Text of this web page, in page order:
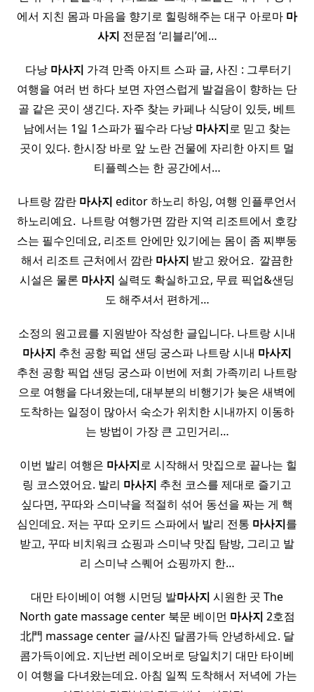
에서 지친 몸과 마음을 향기로 힐링해주는 대구 아로마 마
사지 전문점 ‘리블리’에…
​ ​ 다낭 마사지 가격 만족 아지트 스파 글, 사진 : 그루터기 ​
여행을 여러 번 하다 보면 자연스럽게 발걸음이 향하는 단
골 같은 곳이 생긴다. 자주 찾는 카페나 식당이 있듯, 베트
남에서는 1일 1스파가 필수라 다낭 마사지로 믿고 찾는
곳이 있다. 한시장 바로 앞 노란 건물에 자리한 아지트 멀
티플렉스는 한 공간에서…
나트랑 깜란 마사지 editor 하노리 하잉, 여행 인플루언서
하노리예요. ​ 나트랑 여행가면 깜란 지역 리조트에서 호캉
스는 필수인데요, 리조트 안에만 있기에는 몸이 좀 찌뿌둥
해서 리조트 근처에서 깜란 마사지 받고 왔어요. ​ 깔끔한
시설은 물론 마사지 실력도 확실하고요, 무료 픽업&샌딩
도 해주셔서 편하게…
소정의 원고료를 지원받아 작성한 글입니다. 나트랑 시내
마사지 추천 공항 픽업 샌딩 궁스파 나트랑 시내 마사지
추천 공항 픽업 샌딩 궁스파 이번에 저희 가족끼리 나트랑
으로 여행을 다녀왔는데, 대부분의 비행기가 늦은 새벽에
도착하는 일정이 많아서 숙소가 위치한 시내까지 이동하
는 방법이 가장 큰 고민거리…
​ 이번 발리 여행은 마사지로 시작해서 맛집으로 끝나는 힐
링 코스였어요. 발리 마사지 추천 코스를 제대로 즐기고
싶다면, 꾸따와 스미냑을 적절히 섞어 동선을 짜는 게 핵
심인데요. 저는 꾸따 오키드 스파에서 발리 전통 마사지를
받고, 꾸따 비치워크 쇼핑과 스미냑 맛집 탐방, 그리고 발
리 스미냑 스퀘어 쇼핑까지 한…
대만 타이베이 여행 시먼딩 발마사지 시원한 곳 The
North gate massage center 북문 베이먼 마사지 2호점
北門 massage center 글/사진 달콤가득 안녕하세요. 달
콤가득이에요. 지난번 레이오버로 당일치기 대만 타이베
이 여행을 다녀왔는데요. 아침 일찍 도착해서 저녁에 가는